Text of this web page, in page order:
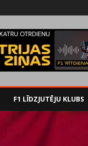
F1 LĪDZJUTĒJU KLUBS